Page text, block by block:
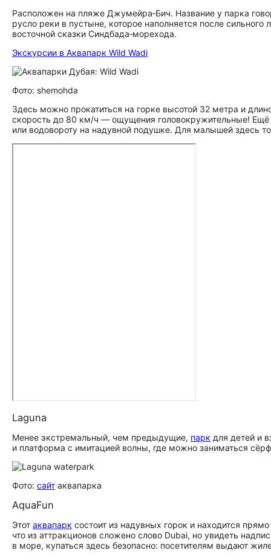
Расположен на пляже Джумейра‑Бич. Название у парка
русло реки в пустыне, которое наполняется после сильного
восточной сказки Синдбада‑морехода.
Экскурсии в Аквапарк Wild Wadi
Фото: shemohda
Здесь можно прокатиться на горке высотой 32 метра и
скорость до 80 км/ч — ощущения головокружительные! Ещё
или водовороту на надувной подушке. Для малышей здесь
Laguna
Менее экстремальный, чем предыдущие, парк для детей и
и платформа с имитацией волны, где можно заниматься
Фото: сайт аквапарка
AquaFun
Этот аквапарк состоит из надувных горок и находится
что из аттракционов сложено слово Dubai, но увидеть
в море, купаться здесь безопасно: посетителям выдают